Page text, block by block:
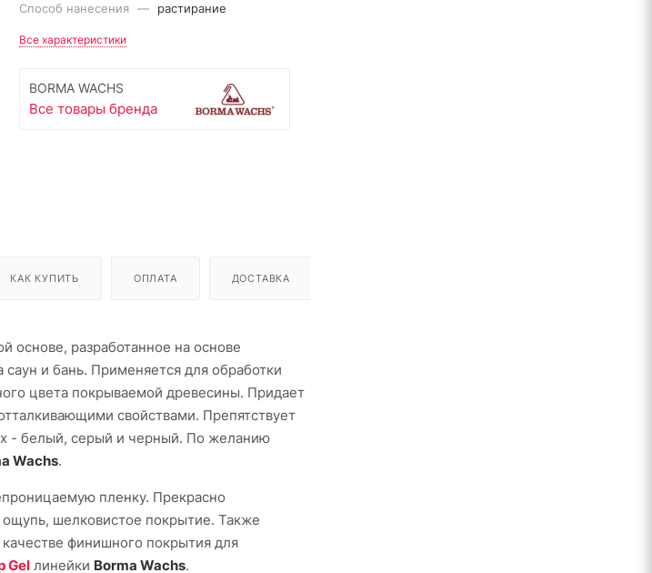
Способ нанесения — растирание
Все характеристики
BORMA WACHS
Все товары бренда
КАК КУПИТЬ ОПЛАТА ДОСТАВКА
основе, разработанное на основе
и бань. Применяется для обработки
цвета покрываемой древесины. Придает
свойствами. Препятствует
- белый, серый и черный. По желанию
Wachs.
пленку. Прекрасно
ощупь, шелковистое покрытие. Также
финишного покрытия для
Gel линейки Borma Wachs.